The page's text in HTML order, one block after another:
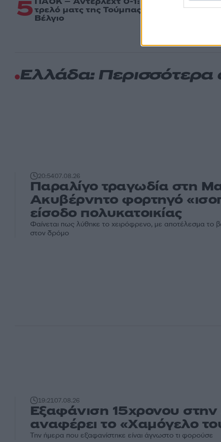
5τρελό ματς της Τούμπας και θα ψάξουν
Βέλγιο
Ελλάδα: Περισσότερα
20:5407.08.26
Παραλίγο τραγωδία στη
Ακυβέρνητο φορτηγό
είσοδο πολυκατοικίας
Φαίνεται πως λύθηκε το χειρόφρενο, με αποτέλεσμα το
στον δρόμο
19:2107.08.26
Εξαφάνιση 15χρονου στην
αναφέρει το «Χαμόγελο
Την ήμερα που εξαφανίστηκε είναι άγνωστο τι φορούσε